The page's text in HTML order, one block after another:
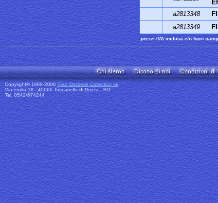
a2813348
a2813349
prezzi IVA inclusa e/o fuori
Copyright© 1999-2006Foto Dozzese Collection srl.
Via emilia 18 - 40060 Toscanella di Dozza - BO
Tel. 0542/674244